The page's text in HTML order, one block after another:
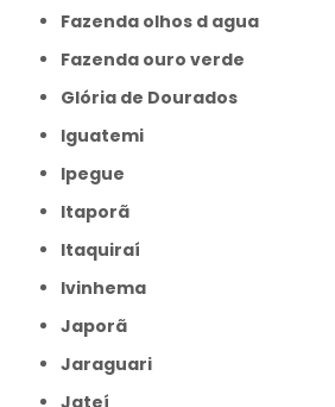
Fazenda olhos d agua
Fazenda ouro verde
Glória de Dourados
Iguatemi
Ipegue
Itaporã
Itaquiraí
Ivinhema
Japorã
Jaraguari
Jateí